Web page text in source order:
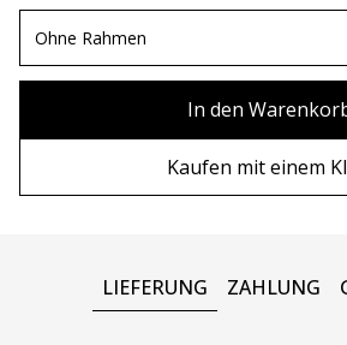
70х100 см
Ohne Rahmen
In den
Kaufen mit einem
LIEFERUNG ZAHLUNG